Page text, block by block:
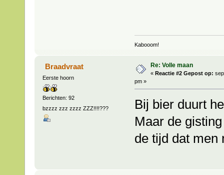
Kabooom!
Braadvraat
Eerste hoorn
Berichten: 92
bzzzz zzz zzzz ZZZ!!!!???
Re: Volle maan
« Reactie #2 Gepost op:
pm »
Bij bier duurt
Maar de
de tijd dat men